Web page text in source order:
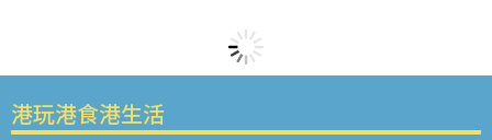
港玩港食港生活